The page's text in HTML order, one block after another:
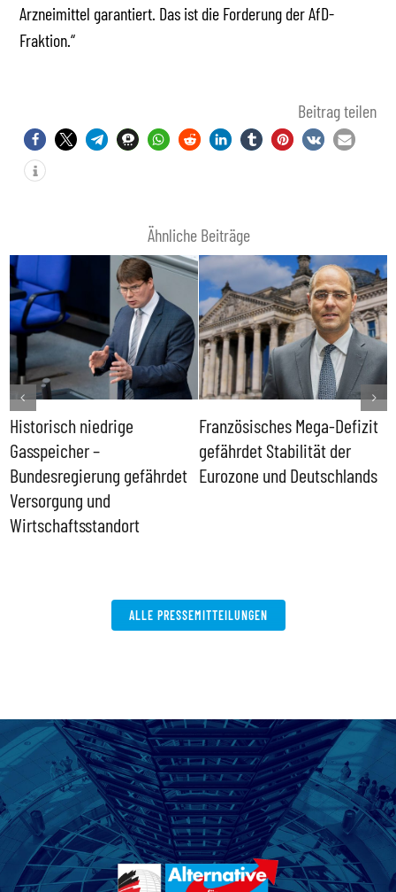
Arzneimittel garantiert. Das ist die Forderung der AfD-
Fraktion.“
Beitrag teilen
Ähnliche Beiträge
Historisch niedrige
Gasspeicher –
Bundesregierung gefährdet
Versorgung und
Wirtschaftsstandort
Französisches Mega-Defizit
gefährdet Stabilität der
Eurozone und Deutschlands
ALLE PRESSEMITTEILUNGEN